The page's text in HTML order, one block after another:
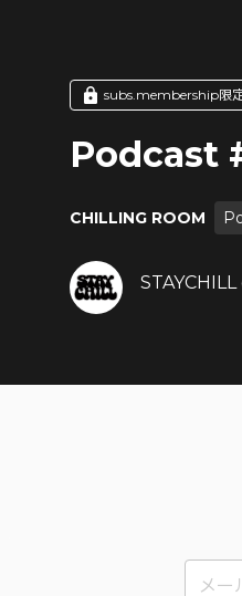
subs.membership限
Podcast
CHILLING ROOM